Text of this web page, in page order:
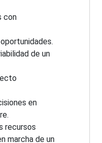
con
de un
en
recursos
marcha de un